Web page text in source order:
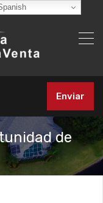
Enviar
de